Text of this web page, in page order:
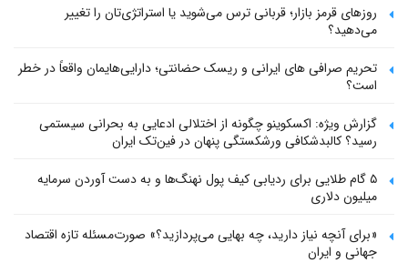
روزهای قرمز بازار؛ قربانی ترس می‌شوید یا استراتژی‌تان را تغییر
می‌دهید؟
تحریم صرافی های ایرانی و ریسک حضانتی؛ دارایی‌هایمان واقعاً در خطر
است؟
گزارش ویژه: اکسکوینو چگونه از اختلالی ادعایی به بحرانی سیستمی
رسید؟ کالبدشکافی ورشکستگی پنهان در فین‌تک ایران
۵ گام طلایی برای ردیابی کیف پول‌ نهنگ‌ها و به دست آوردن سرمایه
میلیون دلاری
«برای آنچه نیاز دارید، چه بهایی می‌پردازید؟» صورت‌مسئله تازه اقتصاد
جهانی و ایران